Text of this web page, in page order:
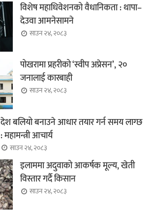
विशेष महाधिवेशनको वैधानिकता : थापा–
देउवा आमनेसामने
साउन २४, २०८३
पोखरामा प्रहरीको ‘स्वीप अप्रेसन’, २०
जनालाई कारबाही
साउन २४, २०८३
देश बलियो बनाउने आधार तयार गर्न समय लाग्छ
: महामन्त्री आचार्य
साउन २४, २०८३
इलाममा अदुवाको आकर्षक मूल्य, खेती
विस्तार गर्दै किसान
साउन २४, २०८३